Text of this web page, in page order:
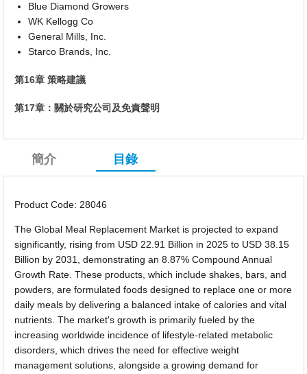
Blue Diamond Growers
WK Kellogg Co
General Mills, Inc.
Starco Brands, Inc.
第16章 策略建議
第17章：關於研究公司及免責聲明
簡介 目錄
Product Code: 28046
The Global Meal Replacement Market is projected to expand
significantly, rising from USD 22.91 Billion in 2025 to USD 38.15
Billion by 2031, demonstrating an 8.87% Compound Annual
Growth Rate. These products, which include shakes, bars, and
powders, are formulated foods designed to replace one or more
daily meals by delivering a balanced intake of calories and vital
nutrients. The market's growth is primarily fueled by the
increasing worldwide incidence of lifestyle-related metabolic
disorders, which drives the need for effective weight
management solutions, alongside a growing demand for